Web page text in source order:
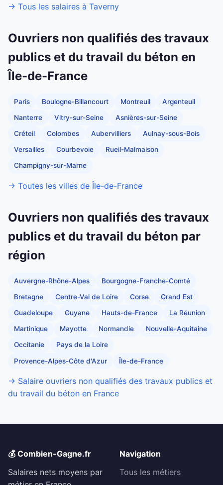
→ Tous les salaires à Taverny
Ouvriers non qualifiés des travaux
publics et du travail du béton en
Île-de-France
Paris Boulogne-Billancourt Montreuil Argenteuil
Nanterre Vitry-sur-Seine Asnières-sur-Seine
Créteil Colombes Aubervilliers Aulnay-sous-Bois
Versailles Courbevoie Rueil-Malmaison
Champigny-sur-Marne
→ Toutes les villes de Île-de-France
Ouvriers non qualifiés des travaux
publics et du travail du béton par
région
Auvergne-Rhône-Alpes Bourgogne-Franche-Comté
Bretagne Centre-Val de Loire Corse Grand Est
Guadeloupe Guyane Hauts-de-France La Réunion
Martinique Mayotte Normandie Nouvelle-Aquitaine
Occitanie Pays de la Loire
Provence-Alpes-Côte d'Azur Île-de-France
→ Salaire ouvriers non qualifiés des travaux publics et
du travail du béton en France
💰 Combien-Gagne.fr
Salaires nets moyens par
Navigation
Tous les métiers